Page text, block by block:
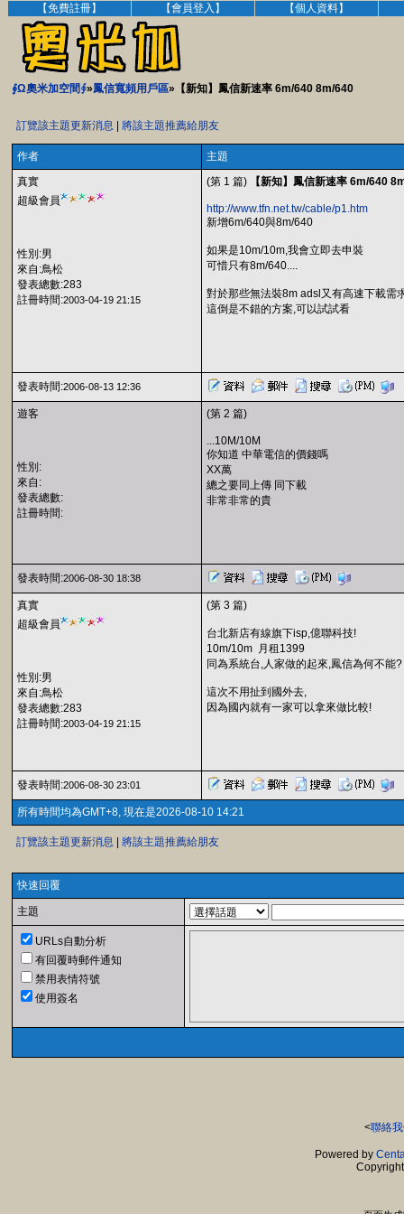
【免費註冊】 【會員登入】 【個人資料】
∮Ω奧米加空間∮»鳳信寬頻用戶區»【新知】鳳信新速率 6m/640 8m/640
訂覽該主題更新消息 將該主題推薦給朋友
作者
主題
真實
超級會員
性別:男
來自:鳥松
發表總數:283
註冊時間:2003-04-19 21:15
(第 1 篇) 【新知】鳳信新速率 6m/640
http://www.tfn.net.tw/cable/p1.htm
新增6m/640與8m/640
如果是10m/10m,我會立即去申裝
可惜只有8m/640....
對於那些無法裝8m adsl又有高速下載需
這倒是不錯的方案,可以試試看
發表時間:2006-08-13 12:36
遊客
性別:
來自:
發表總數:
註冊時間:
(第 2 篇)
...10M/10M
你知道 中華電信的價錢嗎
XX萬
總之要同上傳 同下載
非常非常的貴
發表時間:2006-08-30 18:38
真實
超級會員
性別:男
來自:鳥松
發表總數:283
註冊時間:2003-04-19 21:15
(第 3 篇)
台北新店有線旗下isp,億聯科技!
10m/10m 月租1399
同為系統台,人家做的起來,鳳信為何不能?
這次不用扯到國外去,
因為國內就有一家可以拿來做比較!
發表時間:2006-08-30 23:01
所有時間均為GMT+8, 現在是2026-08-10 14:21
訂覽該主題更新消息 將該主題推薦給朋友
快速回覆
主題
URLs自動分析
有回覆時郵件通知
禁用表情符號
使用簽名
<聯絡
Powered by